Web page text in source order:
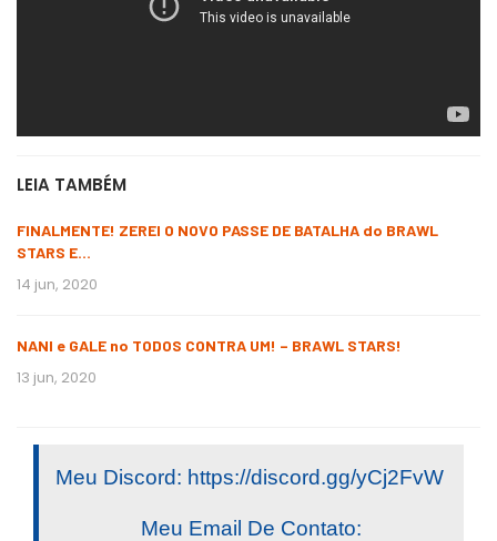
LEIA TAMBÉM
FINALMENTE! ZEREI O NOVO PASSE DE BATALHA do BRAWL
STARS E…
14 jun, 2020
NANI e GALE no TODOS CONTRA UM! – BRAWL STARS!
13 jun, 2020
Meu Discord: https://discord.gg/yCj2FvW
Meu Email De Contato: